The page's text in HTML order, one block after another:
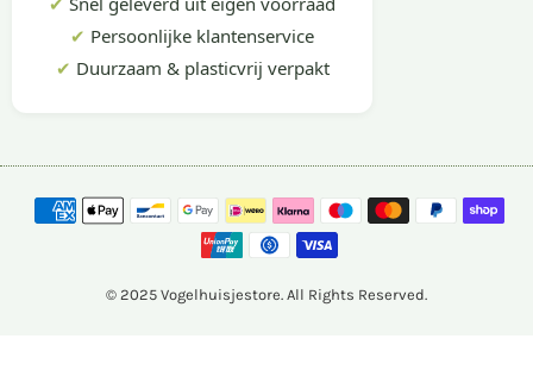
✔ Persoonlijke klantenservice
✔ Duurzaam & plasticvrij verpakt
© 2025 Vogelhuisjestore. All Rights Reserved.